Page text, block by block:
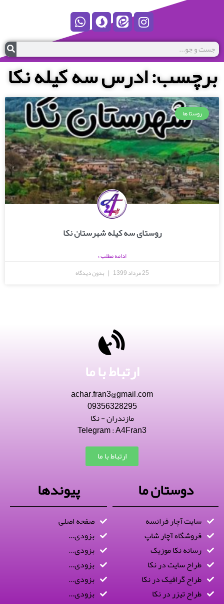
برچسب: ادرس سه کیله نکا
روستا ها
روستای سه کیله شهرستان نکا
ادامه مطلب »
25 مرداد 1399
بدون دیدگاه
ارتباط با ما
achar.fran3@gmail.com
09356328295
مازندران - نکا
Telegram : A4Fran3
ارتباط با ما
دوستان ما
سایت آچار فرانسه
فروشگاه آچار شاپ
رسانه نکا موزیک
طراح سایت در نکا
طراح گرافیک در نکا
طراح تیزر در نکا
پیوندها
صفحه اصلی
بزودی...
بزودی...
بزودی...
بزودی...
بزودی...